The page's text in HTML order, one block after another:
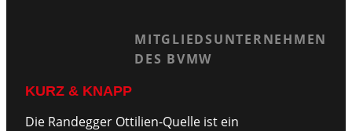
MITGLIEDSUNTERNEHMEN
DES BVMW
KURZ & KNAPP
Die Randegger Ottilien-Quelle ist ein